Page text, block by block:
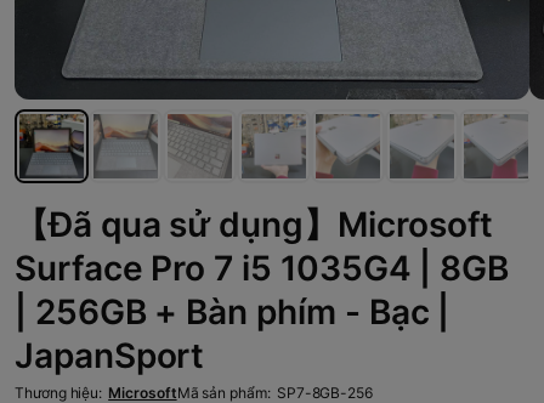
【Đã qua sử dụng】Microsoft
Surface Pro 7 i5 1035G4 | 8GB
| 256GB + Bàn phím - Bạc |
JapanSport
Thương hiệu: MicrosoftMã sản phẩm: SP7-8GB-256